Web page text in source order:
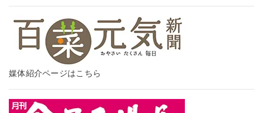
媒体紹介ページはこちら